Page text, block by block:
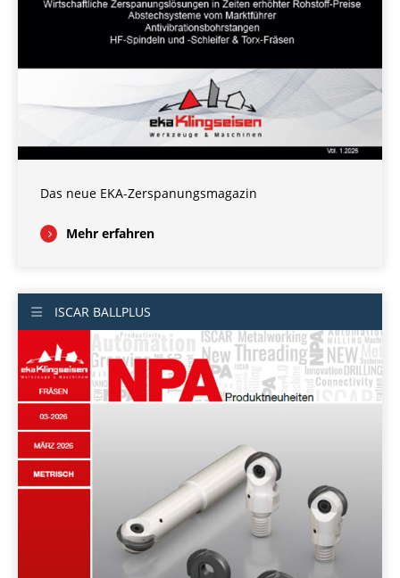
Das neue EKA-Zerspanungsmagazin
Mehr erfahren
ISCAR BALLPLUS